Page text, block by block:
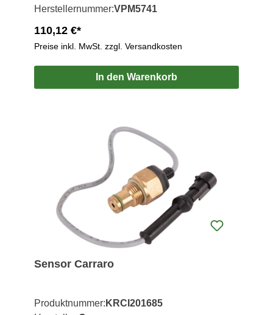
Herstellernummer:VPM5741
110,12 €*
Preise inkl. MwSt. zzgl. Versandkosten
In den Warenkorb
Sensor Carraro
Produktnummer: KRCI201685